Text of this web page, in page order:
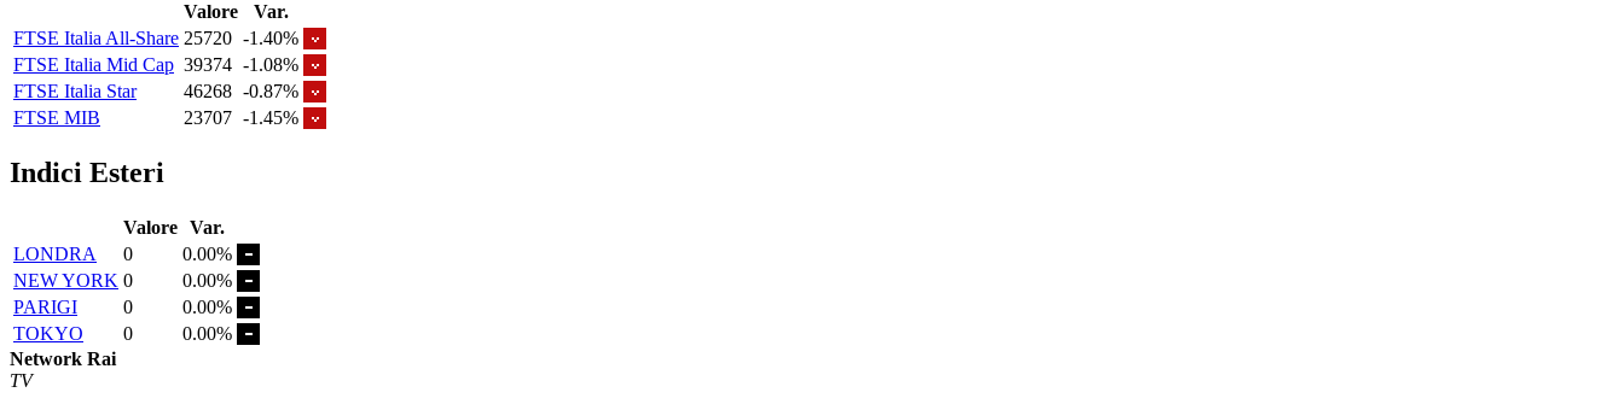
Valore
Var.
FTSE Italia All-Share 25720 -1.40%
FTSE Italia Mid Cap 39374 -1.08%
FTSE Italia Star
46268 -0.87%
FTSE MIB
23707 -1.45%
Indici Esteri
Valore Var.
LONDRA
0
0.00%
NEW YORK 0
0.00%
PARIGI
0
0.00%
TOKYO
0
0.00%
Network Rai
TV